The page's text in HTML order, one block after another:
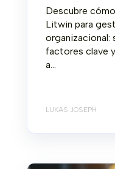
Descubre
Litwin para
organizacional:
factores clave
a...
LUKAS JOSEPH